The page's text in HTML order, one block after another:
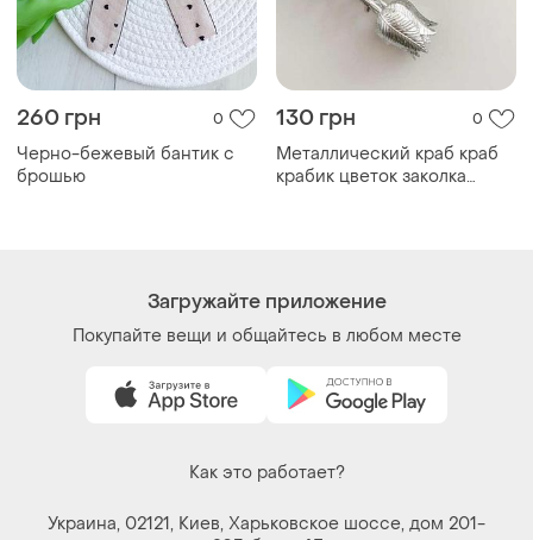
Черно-бежевый бантик с
брошью
Металлический краб краб
крабик цветок заколка
зажим для волос
Загружайте приложение
Как это работает?
Украина, 02121, Киев, Харьковское шоссе, дом 201-
203, буква 4Г
Политика конфиденциальности
Контакты